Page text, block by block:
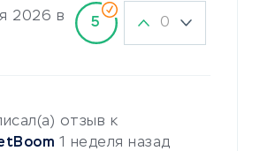
2026 в
5 0
отзыв к
1 неделя назад